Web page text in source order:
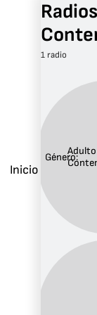
Inicio
1 radio
Género:Adulto